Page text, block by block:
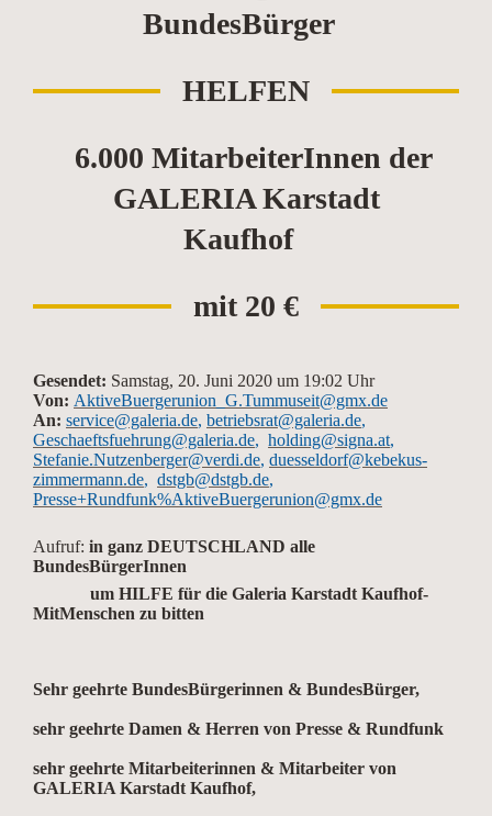
BundesBürger
HELFEN
6.000 MitarbeiterInnen der
GALERIA Karstadt
Kaufhof
mit 20 €
Gesendet: Samstag, 20. Juni 2020 um 19:02 Uhr
Von: AktiveBuergerunion_G.Tummuseit@gmx.de
An: service@galeria.de, betriebsrat@galeria.de,
Geschaeftsfuehrung@galeria.de, holding@signa.at,
Stefanie.Nutzenberger@verdi.de, duesseldorf@kebekus-
zimmermann.de, dstgb@dstgb.de,
Presse+Rundfunk%AktiveBuergerunion@gmx.de
Aufruf: in ganz DEUTSCHLAND alle
BundesBürgerInnen
um HILFE für die Galeria Karstadt Kaufhof-
MitMenschen zu bitten
Sehr geehrte BundesBürgerinnen & BundesBürger,
sehr geehrte Damen & Herren von Presse & Rundfunk
sehr geehrte Mitarbeiterinnen & Mitarbeiter von
GALERIA Karstadt Kaufhof,